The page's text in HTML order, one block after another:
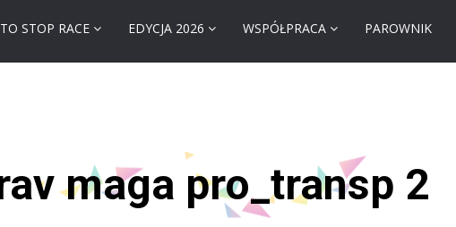
STOP RACE EDYCJA 2026 WSPÓŁPRACA PAROWNIK
maga pro_transp 2